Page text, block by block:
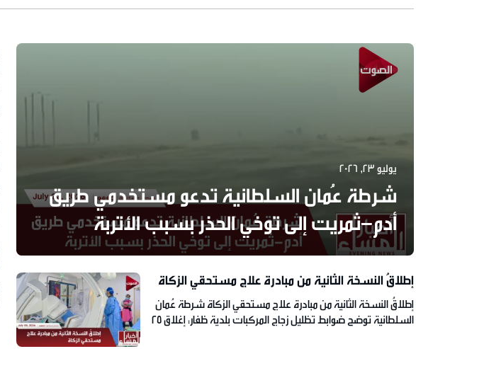
يوليو 23, 2026
شرطة عُمان السلطانية تدعو مستخدمي طريق
أدم–ثمريت إلى توخي الحذر بسبب الأتربة
إطلاقُ النسخة الثانية من مبادرة علاج مستحقي الزكاة
إطلاقُ النسخة الثانية من مبادرة علاج مستحقي الزكاة شرطة عُمان
السلطانية توضح ضوابط تظليل زجاج المركبات بلدية ظفار: إغلاق 25